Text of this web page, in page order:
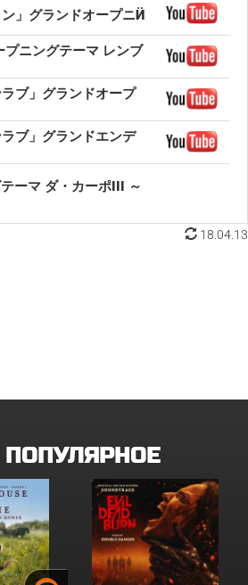
」グランドオープニӤ
プニングテーマ レンブ
ブ」グランドオープ
ブ」グランドエンデ
ーマ ダ・カーポIII ～
18.04.13
ПОПУЛЯРНОЕ